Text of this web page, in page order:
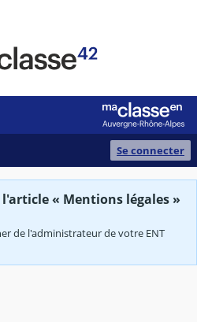
Se connecter
« Mentions légales »
de l'administrateur de votre ENT